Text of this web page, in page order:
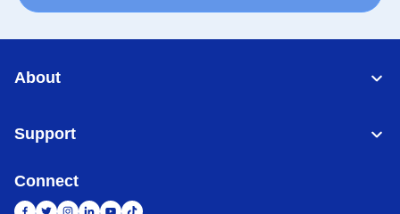
About
Support
Connect